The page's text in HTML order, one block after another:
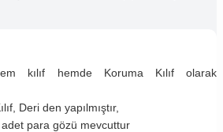
kılıf hemde Koruma Kılıf olarak
Deri den yapılmıştır,
para gözü mevcuttur